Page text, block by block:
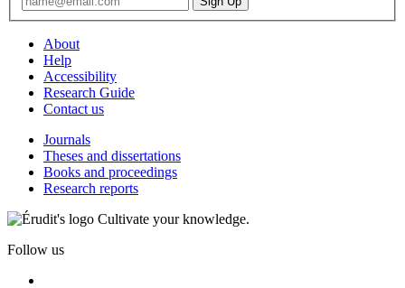
About
Help
Accessibility
Research Guide
Contact us
Journals
Theses and dissertations
Books and proceedings
Research reports
Cultivate your knowledge.
Follow us